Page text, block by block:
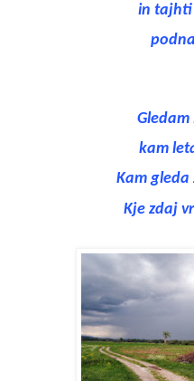
in tajhti
Gledam
kam
Kam gleda
Kje zdaj